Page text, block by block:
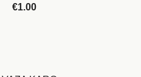
€1.00